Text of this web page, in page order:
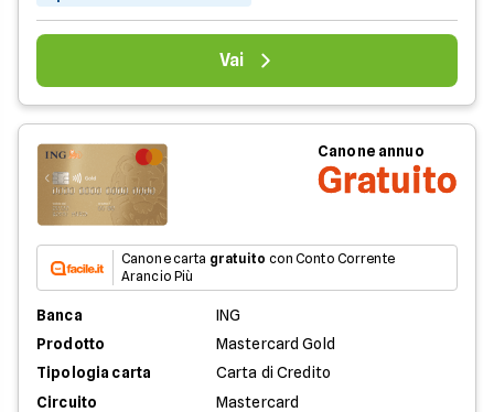
Vai
Canone annuo
Gratuito
Canone carta gratuito con Conto Corrente
Arancio Più
Banca
ING
Prodotto
Mastercard Gold
Tipologia carta
Carta di Credito
Circuito
Mastercard